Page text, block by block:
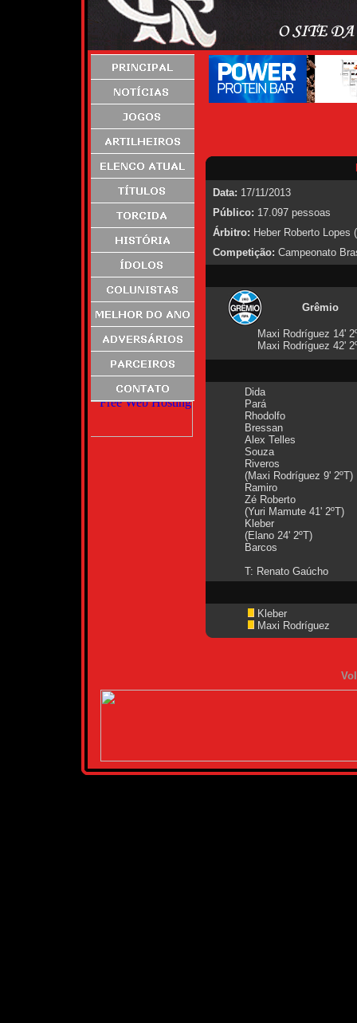
Data: 17/11/2013
Público: 17.097 pessoas
Árbitro: Heber Roberto Lopes
Competição: Campeonato
Grêmio
Maxi Rodríguez 14'
Maxi Rodríguez 42'
Dida
Pará
Rhodolfo
Bressan
Alex Telles
Souza
Riveros
(Maxi Rodríguez 9' 2ºT)
Ramiro
Zé Roberto
(Yuri Mamute 41' 2ºT)
Kleber
(Elano 24' 2ºT)
Barcos
T: Renato Gaúcho
Kleber
Maxi Rodríguez